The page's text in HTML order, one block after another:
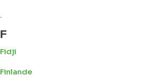
.
F
Fidji
Finlande